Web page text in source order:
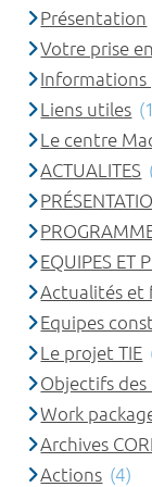
Présentation
Votre prise
Informations
Liens utiles
Le centre
ACTUALITES
EQUIPES ET
Actualités et
Equipes
Le projet TIE
Objectifs des
Work
Archives
Actions (4)